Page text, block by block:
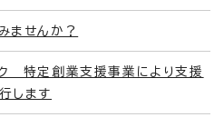
ませんか？
特定創業支援事業により支援
します